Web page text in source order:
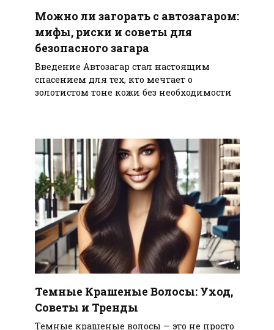
Можно ли загорать с автозагаром:
мифы, риски и советы для
безопасного загара
Введение Автозагар стал настоящим
спасением для тех, кто мечтает о
золотистом тоне кожи без необходимости
Темные Крашеные Волосы: Уход,
Советы и Тренды
Темные крашеные волосы — это не просто